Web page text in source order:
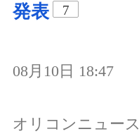
発表
7
08月10日 18:47
オリコンニュース